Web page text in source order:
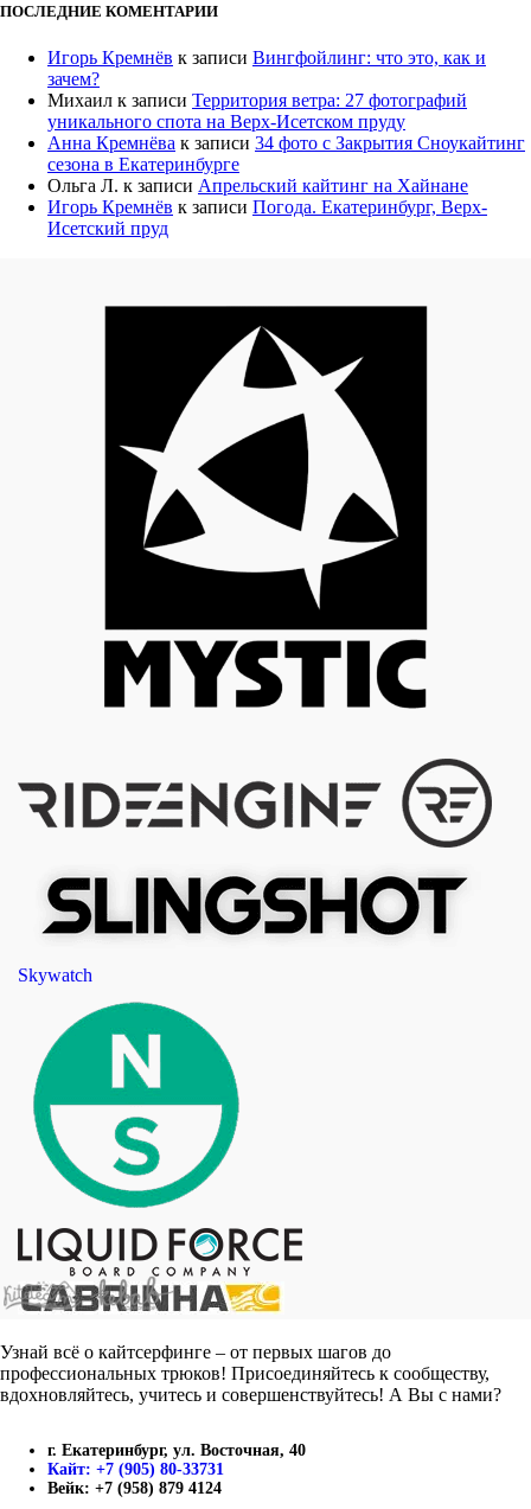
ПОСЛЕДНИЕ КОМЕНТАРИИ
Игорь Кремнёв к записи Вингфойлинг: что это, как и
зачем?
Михаил к записи Территория ветра: 27 фотографий
уникального спота на Верх-Исетском пруду
Анна Кремнёва к записи 34 фото с Закрытия Сноукайтинг
сезона в Екатеринбурге
Ольга Л. к записи Апрельский кайтинг на Хайнане
Игорь Кремнёв к записи Погода. Екатеринбург, Верх-
Исетский пруд
Skywatch
Узнай всё о кайтсерфинге – от первых шагов до
профессиональных трюков! Присоединяйтесь к сообществу,
вдохновляйтесь, учитесь и совершенствуйтесь! А Вы с нами?
г. Екатеринбург, ул. Восточная, 40
Кайт: +7 (905) 80-33731
Вейк: +7 (958) 879 4124